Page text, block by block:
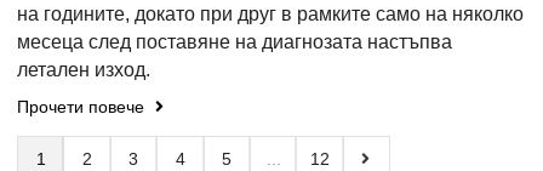
на годините, докато при друг в рамките само на няколко
месеца след поставяне на диагнозата настъпва
летален изход.
Прочети повече
1 2 3 4 5 ... 12